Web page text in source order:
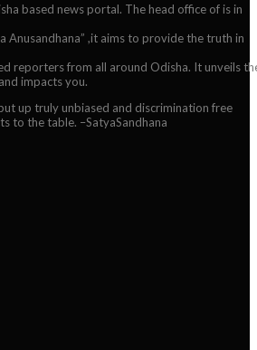
based news portal. The head office of is in
Anusandhana” ,it aims to provide the truth in
reporters from all around Odisha. It unveils
impacts you.
up truly unbiased and discrimination free
to the table. –SatyaSandhana